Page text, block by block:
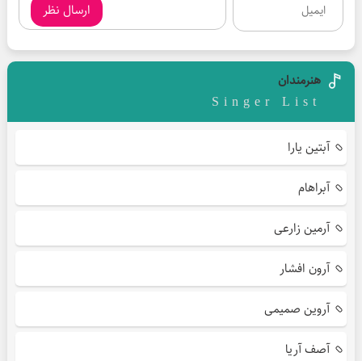
ارسال نظر
هنرمندان
Singer List
آبتین یارا
آبراهام
آرمین زارعی
آرون افشار
آروین صمیمی
آصف آریا